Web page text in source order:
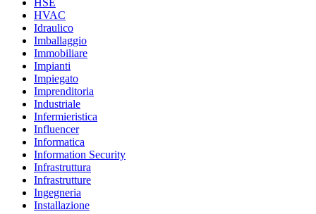
HVAC
Idraulico
Imballaggio
Immobiliare
Impianti
Impiegato
Imprenditoria
Industriale
Infermieristica
Influencer
Informatica
Information Security
Infrastruttura
Infrastrutture
Ingegneria
Installazione